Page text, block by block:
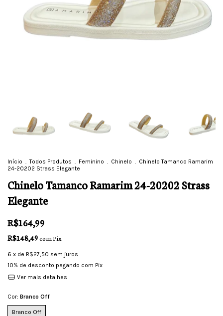
Início . Todos Produtos . Feminino . Chinelo . Chinelo Tamanco Ramarim
24-20202 Strass Elegante
Chinelo Tamanco Ramarim 24-20202 Strass
Elegante
R$164,99
R$148,49comPix
6 x de R$27,50 sem juros
10% de desconto pagando com Pix
Ver mais detalhes
Cor: Branco Off
Branco Off